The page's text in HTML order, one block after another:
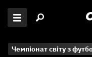
Чемпіонат світу з